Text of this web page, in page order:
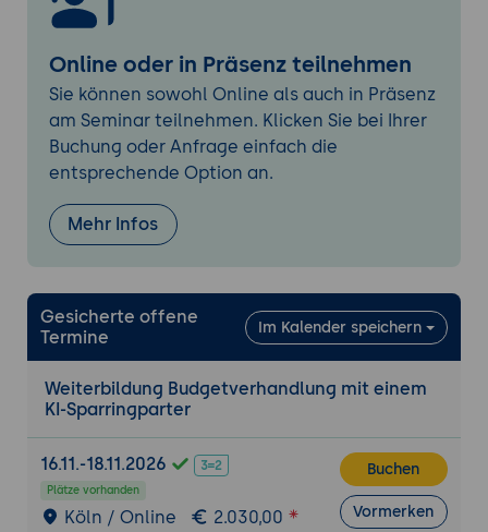
Komplexe Simulationen und
Abschlussbewertung
Szenario 5 - Finanzierungsgespräche mit
Investoren: Teilnehmer wenden erlernte
Strategien in realistischen Verhandlungen an.
Szenario 6 - Internationale
Budgetverhandlungen
interkulturelle Aspekte und
Herausforderungen bei internationalen
Szenario 7 - Krisenmanagement bei
BudgetüberschreitungenundSzenario 8 -
Diese Szenarien dienen der Entwicklung von
Problemlösungsfähigkeiten und der Fähigkeit,
unter Druck effektive Entscheidungen zu
Abschlussbewertung und Feedback :
Online oder in Präsenz teilnehmen
Sie können sowohl Online als auch in Präsenz
am Seminar teilnehmen. Klicken Sie bei Ihrer
Buchung oder Anfrage einfach die
entsprechende Option an.
Mehr Infos
Gesicherte offene
Termine
Im Kalender speichern
Weiterbildung Budgetverhandlung mit einem
KI-Sparringparter
16.11.-18.11.2026
Plätze vorhanden
Köln / Online 2.030,00
Buchen
Vormerken